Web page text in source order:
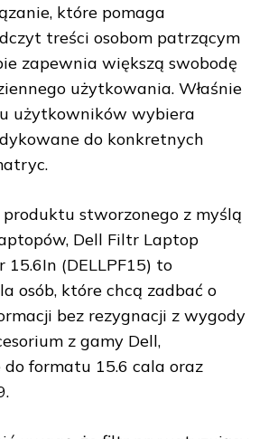
które pomaga
treści osobom patrzącym
zapewnia większą swobodę
użytkowania. Właśnie
użytkowników wybiera
do konkretnych
produktu stworzonego z myślą
Dell Filtr Laptop
15.6In (DELLPF15) to
osób, które chcą zadbać o
bez rezygnacji z wygody
z gamy Dell,
do formatu 15.6 cala oraz